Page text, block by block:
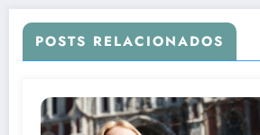
POSTS RELACIONADOS